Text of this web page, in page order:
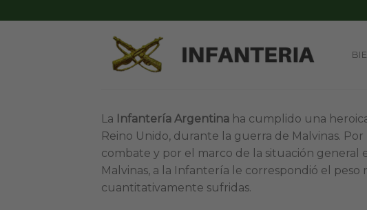
to
La Infantería Argentina ha cumplido una
Reino Unido, durante la guerra de Malvinas.
combate y por el marco de la situación
Malvinas, a la Infantería le correspondió el peso
cuantitativamente sufridas.